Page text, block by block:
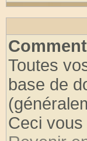
Toutes
base de
Ceci